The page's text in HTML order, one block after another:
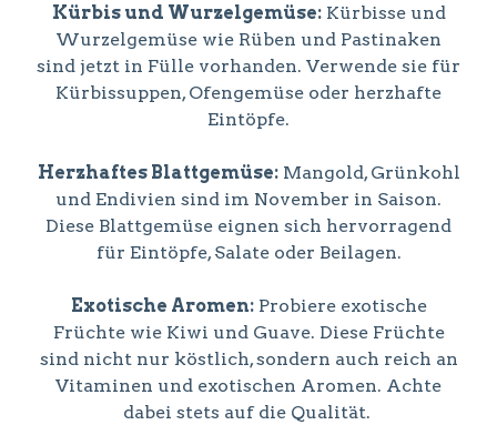
Kürbis und Wurzelgemüse:Kürbisse und
Wurzelgemüse wie Rüben und Pastinaken
sind jetzt in Fülle vorhanden. Verwende sie für
Kürbissuppen, Ofengemüse oder herzhafte
Eintöpfe.
Herzhaftes Blattgemüse:Mangold, Grünkohl
und Endivien sind im November in Saison.
Diese Blattgemüse eignen sich hervorragend
für Eintöpfe, Salate oder Beilagen.
Exotische Aromen:Probiere exotische
Früchte wie Kiwi und Guave. Diese Früchte
sind nicht nur köstlich, sondern auch reich an
Vitaminen und exotischen Aromen. Achte
dabei stets auf die Qualität.